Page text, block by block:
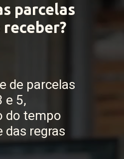
parcelas
receber?
de parcelas
e 5,
do tempo
das regras